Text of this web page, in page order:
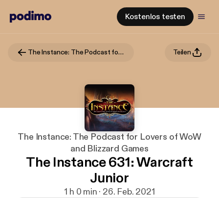
Kostenlos testen
The Instance: The Podcast for Lovers of WoW and Blizzard Games Teilen
The Instance: The Podcast for Lovers of WoW
and Blizzard Games
The Instance 631: Warcraft
Junior
1 h 0 min · 26. Feb. 2021